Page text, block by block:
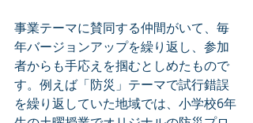
事業テーマに賛同する仲間がいて、毎
年バージョンアップを繰り返し、参加
者からも手応えを掴むとしめたもので
す。例えば「防災」テーマで試行錯誤
を繰り返していた地域では、小学校6年